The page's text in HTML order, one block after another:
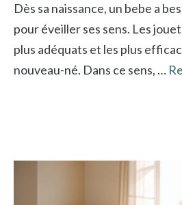
Dès sa naissance, un bebe a
pour éveiller ses sens. Les
plus adéquats et les plus
nouveau-né. Dans ce sens, …